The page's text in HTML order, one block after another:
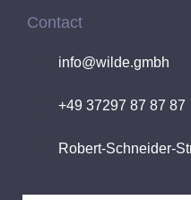
Contact
info@wilde.gmbh
+49 37297 87 87 87
Robert-Schneider-